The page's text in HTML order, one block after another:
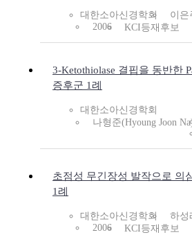
대한소아신경학회
이은
2006
KCI등재후보
3-Ketothiolase 결핍을 동반한
증후군 1례
대한소아신경학회
나형준(Hyoung Joon
초점성 무긴장성 발작으로 의
1례
대한소아신경학회
하성
2006
KCI등재후보